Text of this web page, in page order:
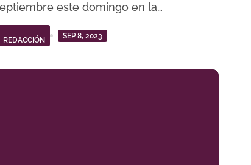
este domingo en la…
REDACCIÓN
SEP 8, 2023